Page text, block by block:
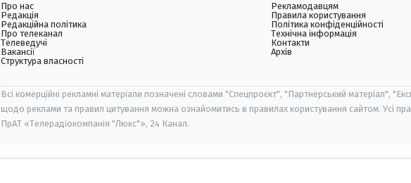
Про нас
Редакція
Редакційна політика
Про телеканал
Телеведучі
Вакансії
Структура власності
Рекламодавцям
Правила користування
Політика конфіденційності
Технічна інформація
Контакти
Архів
Всі комерційні рекламні матеріали позначені словами "Спецпроєкт", "Партнерський матеріал",
щодо реклами та правил цитування можна ознайомитись в правилах користування сайтом. Усі
ПрАТ «Телерадіокомпанія "Люкс"», 24 Канал.